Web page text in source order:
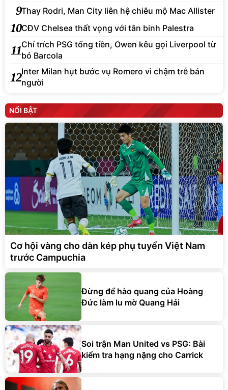
9Thay Rodri, Man City liên hệ chiêu mộ Mac Allister
10CĐV Chelsea thất vọng với tân binh Palestra
11Chỉ trích PSG tống tiền, Owen kêu gọi Liverpool từ
bỏ Barcola
12Inter Milan hụt bước vụ Romero vì chậm trễ bán
người
NỔI BẬT
Cơ hội vàng cho dàn kép phụ tuyển Việt Nam
trước Campuchia
Đừng để hào quang của Hoàng
Đức làm lu mờ Quang Hải
Soi trận Man United vs PSG: Bài
kiểm tra hạng nặng cho Carrick